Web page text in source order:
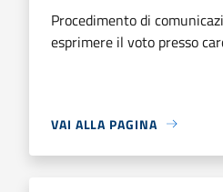
Procedimento di
esprimere il voto presso
VAI ALLA PAGINA